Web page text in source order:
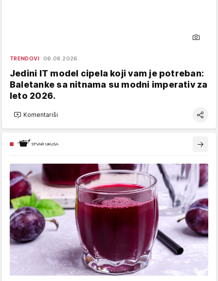
TRENDOVI 06.08.2026.
Jedini IT model cipela koji vam je potreban:
Baletanke sa nitnama su modni imperativ za
leto 2026.
Komentariši